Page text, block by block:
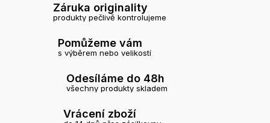
Záruka originality
produkty pečlivě kontrolujeme
Pomůžeme vám
s výběrem nebo velikostí
Odesíláme do 48h
všechny produkty skladem
Vrácení zboží